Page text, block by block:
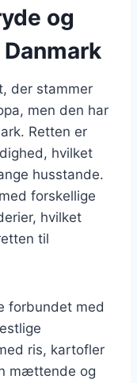
og
der stammer
men den har
Retten er
hvilket
husstande.
forskellige
hvilket
til
forbundet med
ris, kartofler
mættende og